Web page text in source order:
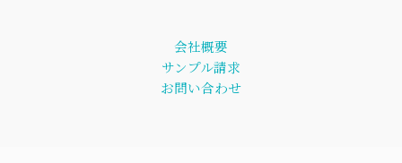
会社概要
サンプル請求
お問い合わせ